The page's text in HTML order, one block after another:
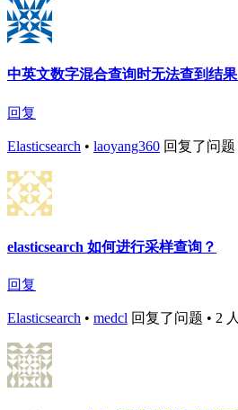
中英文数字混合查询时无法查到结果
回复
Elasticsearch • laoyang360 回复了问题
elasticsearch 如何进行采样查询？
回复
Elasticsearch • medcl 回复了问题 • 2